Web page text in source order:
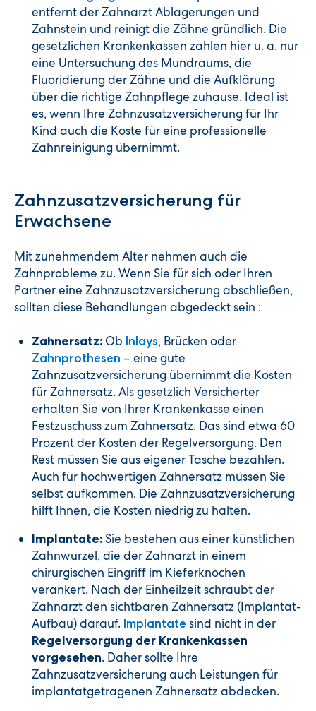
entfernt der Zahnarzt Ablagerungen und
Zahnstein und reinigt die Zähne gründlich. Die
gesetzlichen Krankenkassen zahlen hier u. a. nur
eine Untersuchung des Mundraums, die
Fluoridierung der Zähne und die Aufklärung
über die richtige Zahnpflege zuhause. Ideal ist
es, wenn Ihre Zahnzusatzversicherung für Ihr
Kind auch die Koste für eine professionelle
Zahnreinigung übernimmt.
Zahnzusatzversicherung für
Erwachsene
Mit zunehmendem Alter nehmen auch die
Zahnprobleme zu. Wenn Sie für sich oder Ihren
Partner eine Zahnzusatzversicherung abschließen,
sollten diese Behandlungen abgedeckt sein :
Zahnersatz: Ob Inlays, Brücken oder
Zahnprothesen – eine gute
Zahnzusatzversicherung übernimmt die Kosten
für Zahnersatz. Als gesetzlich Versicherter
erhalten Sie von Ihrer Krankenkasse einen
Festzuschuss zum Zahnersatz. Das sind etwa 60
Prozent der Kosten der Regelversorgung. Den
Rest müssen Sie aus eigener Tasche bezahlen.
Auch für hochwertigen Zahnersatz müssen Sie
selbst aufkommen. Die Zahnzusatzversicherung
hilft Ihnen, die Kosten niedrig zu halten.
Implantate: Sie bestehen aus einer künstlichen
Zahnwurzel, die der Zahnarzt in einem
chirurgischen Eingriff im Kieferknochen
verankert. Nach der Einheilzeit schraubt der
Zahnarzt den sichtbaren Zahnersatz (Implantat-
Aufbau) darauf. Implantate sind nicht in der
Regelversorgung der Krankenkassen
vorgesehen. Daher sollte Ihre
Zahnzusatzversicherung auch Leistungen für
implantatgetragenen Zahnersatz abdecken.